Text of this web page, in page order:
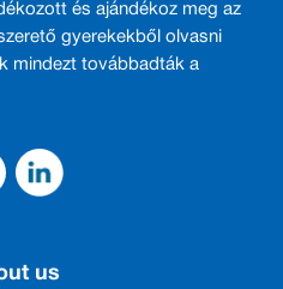
és ajándékoz meg az
gyerekekből olvasni
mindezt továbbadták a
us